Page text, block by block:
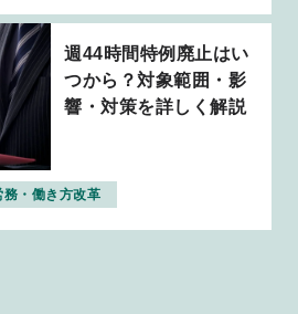
週44時間特例廃止はい
つから？対象範囲・影
響・対策を詳しく解説
務・働き方改革